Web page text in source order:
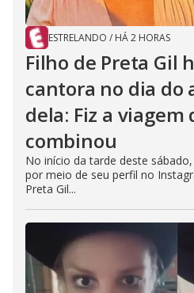
ESTRELANDO / HÁ 2 HORAS
Filho de Preta Gil
cantora no dia do
dela: Fiz a viagem
combinou
No início da tarde deste
por meio de seu perfil no
Preta Gil...